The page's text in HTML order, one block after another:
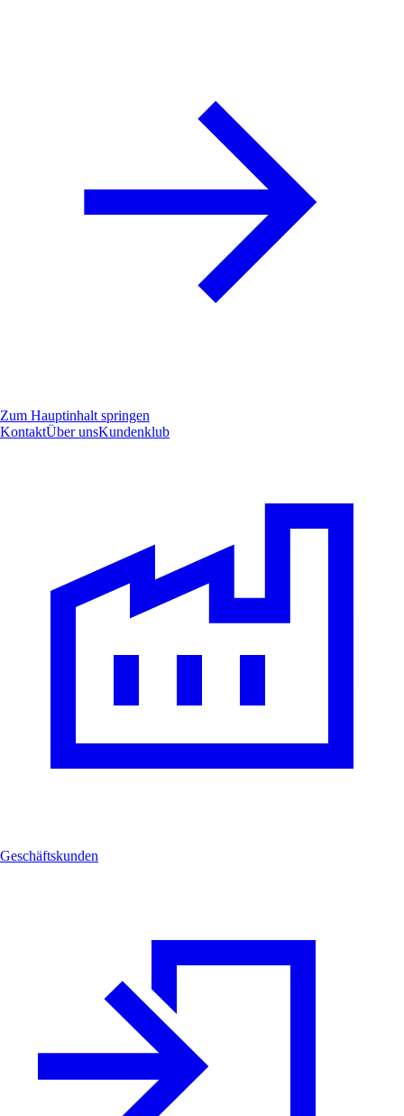
Zum Hauptinhalt springen
KontaktÜber unsKundenklub
Geschäftskunden